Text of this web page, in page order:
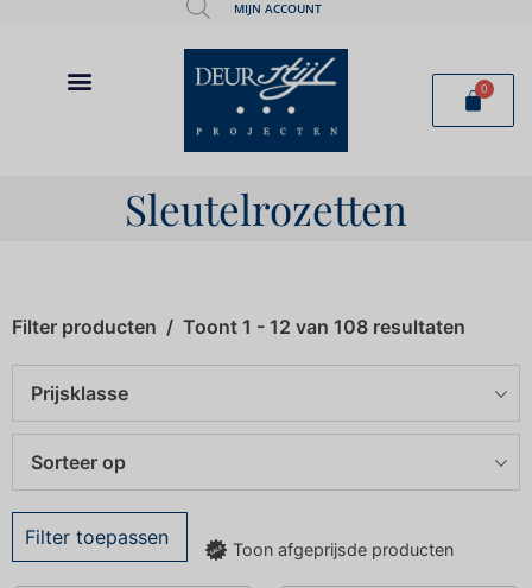
MIJN ACCOUNT
0
Sleutelrozetten
Filter producten Toont 1 - 12 van 108 resultaten
Prijsklasse
Sorteer op
Filter toepassen
Toon afgeprijsde producten